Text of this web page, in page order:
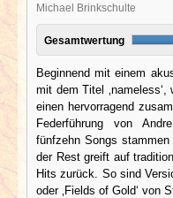
Michael Brinkschulte
Gesamtwertung
Beginnend mit einem
mit dem Titel
einen hervorragend
Federführung von
fünfzehn Songs
der Rest greift auf
Hits zurück. So sind
oder ‚Fields of Gold‘ von